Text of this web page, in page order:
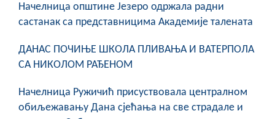
Начелница општине Језеро одржала радни
састанак са представницима Академије талената
ДАНАС ПОЧИЊЕ ШКОЛА ПЛИВАЊА И ВАТЕРПОЛА
СА НИКОЛОМ РАЂЕНОМ
Начелница Ружичић присуствовала централном
обиљежавању Дана сјећања на све страдале и